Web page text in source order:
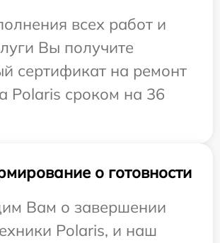
всех работ и
Вы получите
сертификат на ремонт
Polaris сроком на 36
о готовности
Вам о завершении
Polaris, и наш